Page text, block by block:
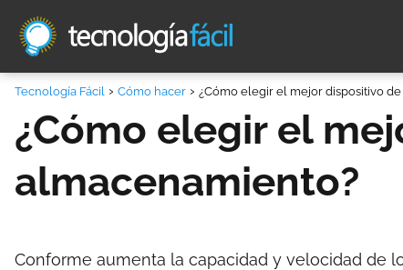
Tecnología Fácil Cómo hacer ¿Cómo elegir el mejor dispositivo
¿Cómo elegir el
almacenamiento?
Conforme aumenta la capacidad y velocidad de